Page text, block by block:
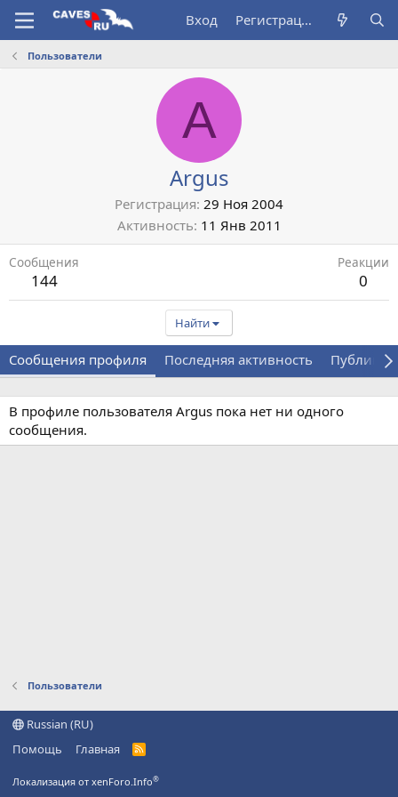
Вход Регистрация
Пользователи
A
Argus
Регистрация 29 Ноя 2004
Активность 11 Янв 2011
Сообщения
144
Реакции
0
Найти
Сообщения профиля Последняя активность
В профиле пользователя Argus пока нет ни одного
сообщения.
Пользователи
Russian (RU)
Помощь
Главная
R
Локализация от xenForo.Info®